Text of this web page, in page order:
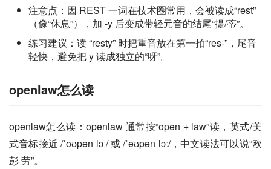
注意点：因 REST 一词在技术圈常用，会被读成“rest”
（像“休息”），加 -y 后变成带轻元音的结尾“提/蒂”。
练习建议：读 “resty” 时把重音放在第一拍“res-”，尾音
轻快，避免把 y 读成独立的“呀”。
openlaw怎么读
openlaw怎么读：openlaw 通常按“open + law”读，英式/美
式音标接近 /ˈoʊpən lɔː/ 或 /ˈəʊpən lɔː/，中文读法可以说“欧
彭 劳”。